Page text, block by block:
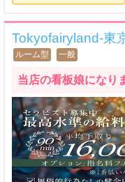
ござい
Tokyofairyland-東
ルーム型 一般
当店の看板娘になり